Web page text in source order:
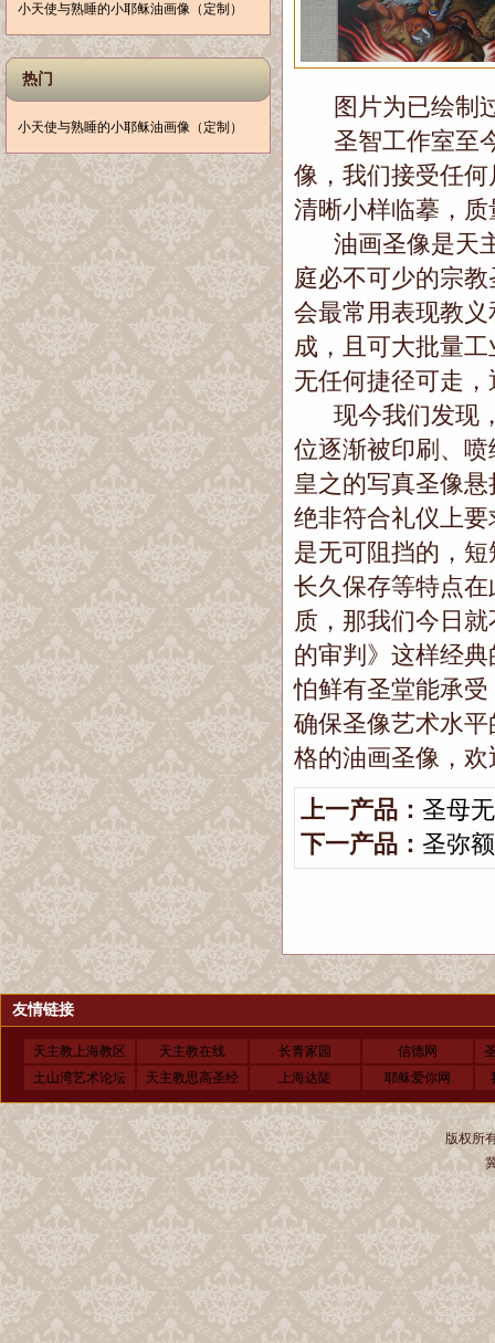
小天使与熟睡的小耶稣油画像（定制）
热门
小天使与熟睡的小耶稣油画像（定制）
图片为已绘制
圣智工作室至今
像，我们接受任
清晰小样临摹，质
油画圣像是天主
庭必不可少的宗
会最常用表现教
成，且可大批量
无任何捷径可走
现今我们发现，
位逐渐被印刷、
皇之的写真圣像
绝非符合礼仪上
是无可阻挡的，
长久保存等特点
质，那我们今日
的审判》这样经
怕鲜有圣堂能承
确保圣像艺术水
格的油画圣像，欢
上一产品： 圣母
下一产品： 圣弥
友情链接
天主教上海教区 天主教在线 长青家园 信德网
土山湾艺术论坛
天主教思高圣经 上海达陡 耶稣爱你网
版权所